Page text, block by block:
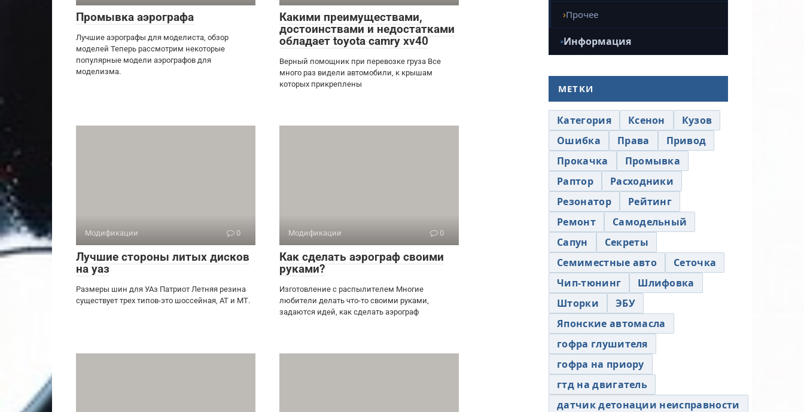
Промывка аэрографа
Лучшие аэрографы для моделиста, обзор
моделей Теперь рассмотрим некоторые
популярные модели аэрографов для
моделизма.
Какими преимуществами,
достоинствами и недостатками
обладает toyota camry xv40
Верный помощник при перевозке груза Все
много раз видели автомобили, к крышам
которых прикреплены
Модификации 0
Лучшие стороны литых дисков
на уаз
Размеры шин для УАз Патриот Летняя резина
существует трех типов-это шоссейная, АТ и МТ.
Модификации 0
Как сделать аэрограф своими
руками?
Изготовление с распылителем Многие
любители делать что-то своими руками,
задаются идей, как сделать аэрограф
Прочее
Информация
МЕТКИ
Категория Ксенон
Кузов
Ошибка
Права
Привод
Прокачка
Промывка
Раптор
Расходники
Резонатор
Рейтинг
Ремонт
Самодельный
Сапун
Секреты
Семиместные авто
Сеточка
Чип-тюнинг
Шлифовка
Шторки
ЭБУ
Японские автомасла
гофра глушителя
гофра на приору
гтд на двигатель
датчик детонации неисправности